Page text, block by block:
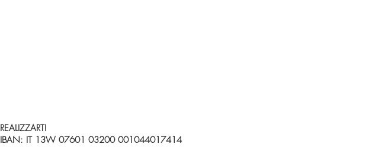
REALIZZARTI
IBAN: IT 13W 07601 03200 001044017414